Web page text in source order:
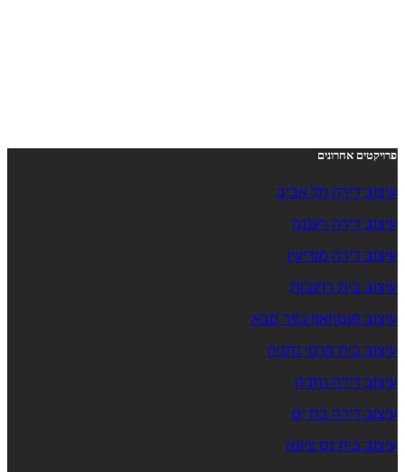
פרויקטים אחרונים
עיצוב דירה תל אביב
עיצוב דירה רעננה
עיצוב דירה מודיעין
עיצוב בית רחובות
עיצוב פנטהאוז כפר סבא
עיצוב בית פרטי נתניה
עיצוב דירה נתניה
עיצוב דירה בת ים
עיצוב בית נס ציונה